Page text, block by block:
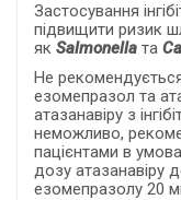
Застосування
підвищити ризик
як Salmonella та
Не
езомепразол та
атазанавіру з
неможливо,
пацієнтами в
дозу атазанавіру
езомепразолу 20